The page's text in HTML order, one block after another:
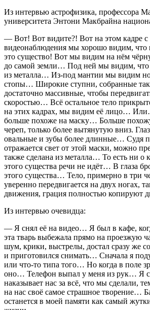
Из интервью астрофизика, профессора
университета Энтони Макбрайна
— Вот! Вот видите?! Вот на этом кадре с
видеонаблюдения мы хорошо видим, что
это существо! Вот мы видим на нём
до самой земли… Под ней мы видим, что
из металла… Из-под мантии мы видим
стопы… Широкие ступни, собранные
достаточно массивные, чтобы
скоростью… Всё остальное тело
на этих кадрах, мы видим её лицо…
больше похоже на маску… Больше
череп, только более вытянутую вниз.
овальные и зубы более длинные… Судя
отражается свет от этой маски, можно
также сделана из металла… То есть ни о
этого существа речи не идёт… В глаза
этого существа… Тело, примерно в три
уверенно передвигается на двух ногах,
движения, грация полностью копируют
Из интервью очевидца:
— Я снял её на видео… Я был в кафе,
эта тварь выбежала прямо на проезжую
шум, крики, выстрелы, достал сразу же
и приготовился снимать… Сначала я
или что-то типа того… Но когда в поле
оно… Телефон выпал у меня из рук… Я
наказывает нас за всё, что мы сделали,
на нас своё самое страшное творение…
останется в моей памяти как самый